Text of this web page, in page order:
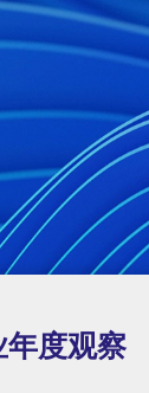
度观察